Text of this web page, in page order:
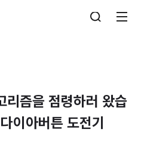
즘을 점령하러 왔습
이아버튼 도전기